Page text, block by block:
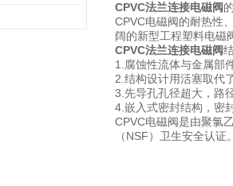
CPVC法兰连接电磁阀
CPVC电磁阀的耐热性
阔的新型工程塑料电磁
CPVC法兰连接电磁阀
1.腐蚀性流体与金属部
2.结构设计用活塞取代
3.先导孔孔径超大，路
4.嵌入式密封结构，密
CPVC电磁阀是由聚氯
（NSF）卫生安全认证